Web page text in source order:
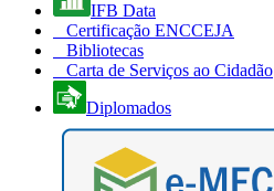
IFB Data
Certificação ENCCEJA
Bibliotecas
Carta de Serviços ao Cidadão
Diplomados